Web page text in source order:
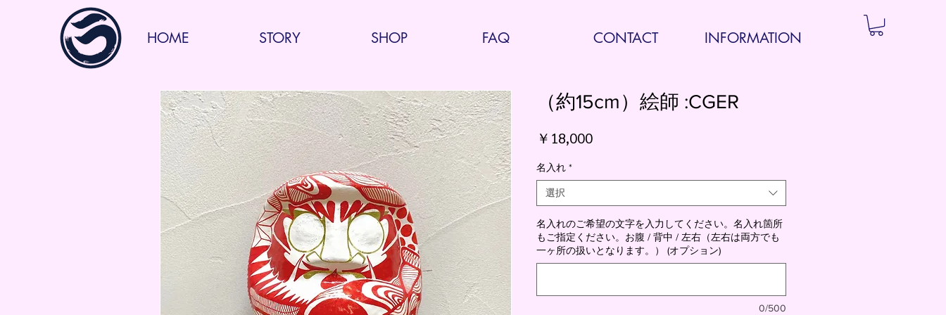
HOME STORY SHOP FAQ CONTACT INFORMATION
（約15cm）絵師 :CGER
￥18,000価
名入れ *
選択
名入れのご希望の文字を入力してください。名入れ箇所
もご指定ください。お腹 / 背中 / 左右（左右は両方でも
一ヶ所の扱いとなります。） (オプション)
0/500